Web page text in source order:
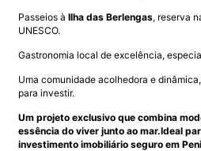
Passeios à Ilha das Berlengas, reserva
UNESCO.
Gastronomia local de excelência,
Uma comunidade acolhedora e
para investir.
Um projeto exclusivo que combina
essência do viver junto ao mar.Ideal
investimento imobiliário seguro em